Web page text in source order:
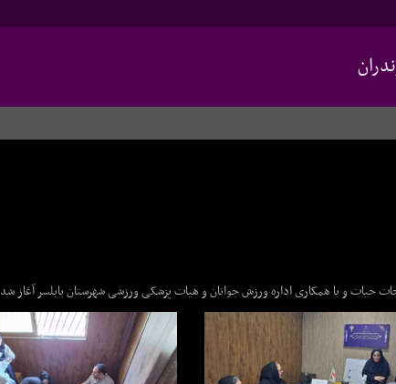
حیات و با همکاری اداره ورزش جوانان و هیات پزشکی ورزشی شهرستان بابلسر آغاز شد